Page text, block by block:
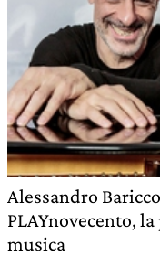
Alessandro
PLAYnovecento,
musica